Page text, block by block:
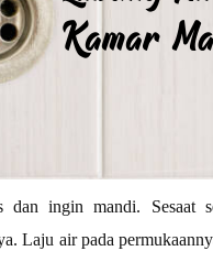
dan ingin mandi. Sesaat
Laju air pada